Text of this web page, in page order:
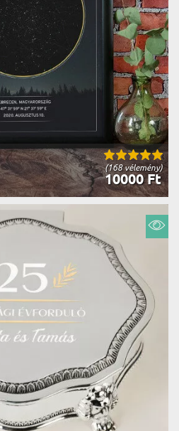
(168 vélemény)
10000 Ft